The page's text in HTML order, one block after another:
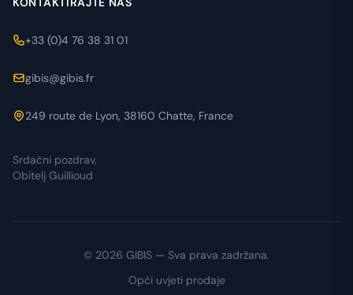
+33 (0)4 76 38 31 01
gibis@gibis.fr
249 route de Lyon, 38160 Chatte, France
Srdačni pozdrav,
Obitelj Guillioud
© 2026 GIBIS — Sva prava zadržana.
Opći uvjeti prodaje